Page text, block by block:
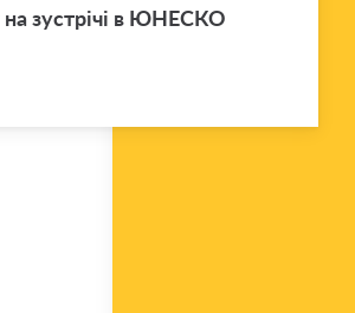
на зу­стрі­чі в ЮНЕ­СКО